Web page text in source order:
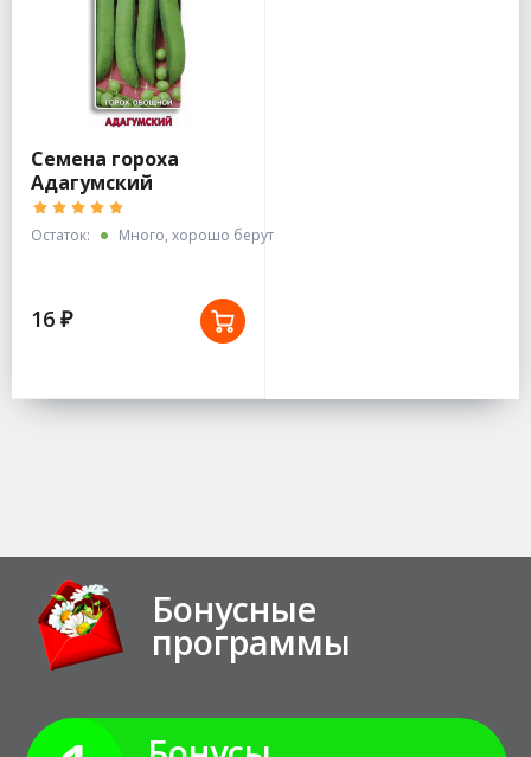
Семена гороха
Адагумский
Остаток: Много, хорошо берут
16 ₽
Бонусные
программы